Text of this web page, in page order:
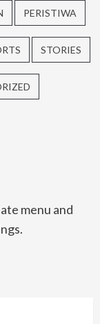
PERISTIWA
STORIES
menu and